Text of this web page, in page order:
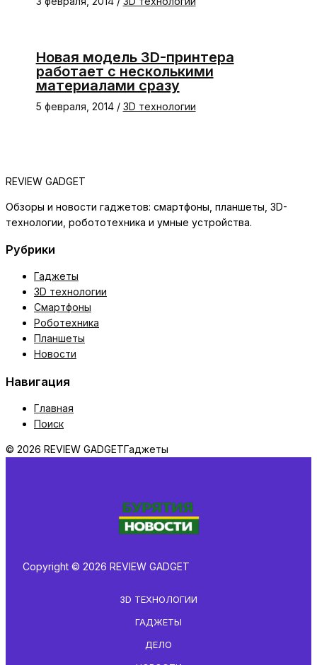
Новая модель 3D-принтера
работает с несколькими
материалами сразу
5 февраля, 2014 / 3D технологии
REVIEW GADGET
Обзоры и новости гаджетов: смартфоны, планшеты, 3D-
технологии, робототехника и умные устройства.
Рубрики
Гаджеты
3D технологии
Смартфоны
Роботехника
Планшеты
Новости
Навигация
Главная
Поиск
© 2026 REVIEW GADGETГаджеты
Copyright © 2026 REVIEW GADGET
3D ТЕХНОЛОГИИ
ГАДЖЕТЫ
ДЕЛО